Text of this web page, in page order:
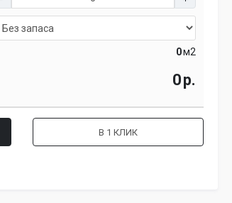
м2
р.
В 1 КЛИК